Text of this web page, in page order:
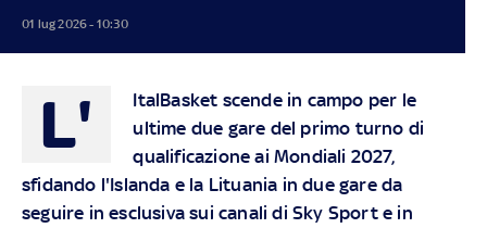
01 lug 2026 - 10:30
L'
ItalBasket scende in campo per le
ultime due gare del primo turno di
qualificazione ai Mondiali 2027,
sfidando l'Islanda e la Lituania in due gare da
seguire in esclusiva sui canali di Sky Sport e in